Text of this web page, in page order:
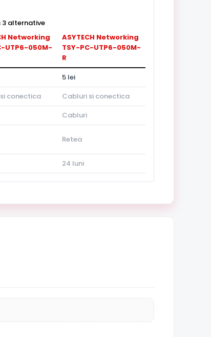
3 alternative
Networking
UTP6-050M-
ASYTECH Networking
TSY-PC-UTP6-050M-
R
5 lei
conectica
Cabluri si conectica
Cabluri
Retea
24 luni